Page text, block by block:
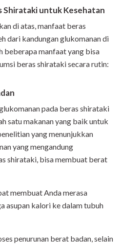
Shirataki untuk Kesehatan
di atas, manfaat beras
dari kandungan glukomanan di
beberapa manfaat yang bisa
beras shirataki secara rutin:
pada beras shirataki
satu makanan yang baik untuk
yang menunjukkan
yang mengandung
shirataki, bisa membuat berat
membuat Anda merasa
asupan kalori ke dalam tubuh
penurunan berat badan, selain